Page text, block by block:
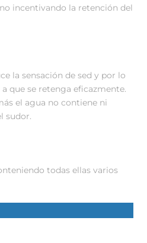
incentivando la retención del
la sensación de sed y por lo
que se retenga eficazmente.
el agua no contiene ni
sudor.
todas ellas varios